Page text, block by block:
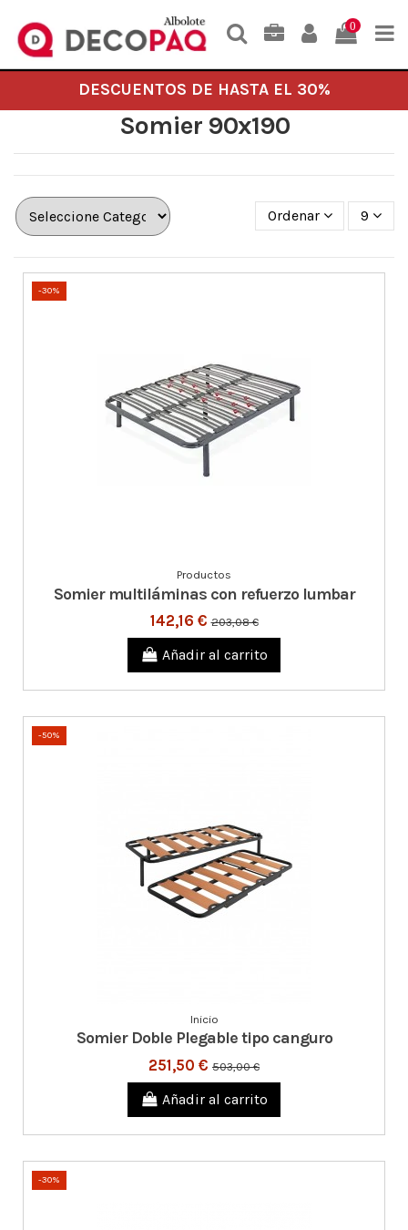
0
DESCUENTOS DE HASTA EL 30%
Somier 90x190
Ordenar 9
-30%
Productos
Somier multiláminas con refuerzo lumbar
142,16 €203,08 €
Añadir al carrito
-50%
Inicio
Somier Doble Plegable tipo canguro
251,50 € 503,00 €
Añadir al carrito
-30%